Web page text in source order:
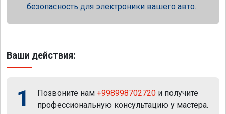
безопасность для электроники вашего авто.
Ваши действия:
1 Позвоните нам +998998702720 и получите
профессиональную консультацию у мастера.